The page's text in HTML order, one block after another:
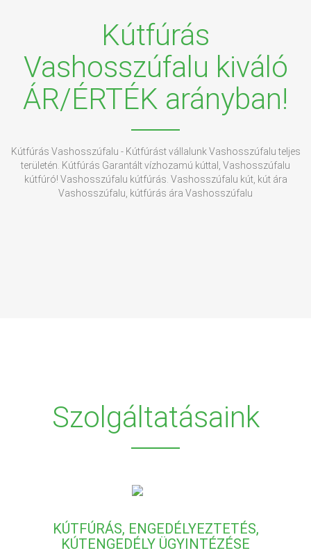
Kútfúrás
Vashosszúfalu kiváló
ÁR/ÉRTÉK arányban!
Kútfúrás Vashosszúfalu - Kútfúrást vállalunk Vashosszúfalu teljes
területén. Kútfúrás Garantált vízhozamú kúttal, Vashosszúfalu
kútfúró! Vashosszúfalu kútfúrás. Vashosszúfalu kút, kút ára
Vashosszúfalu, kútfúrás ára Vashosszúfalu
Szolgáltatásaink
KÚTFÚRÁS, ENGEDÉLYEZTETÉS,
KÚTENGEDÉLY ÜGYINTÉZÉSE